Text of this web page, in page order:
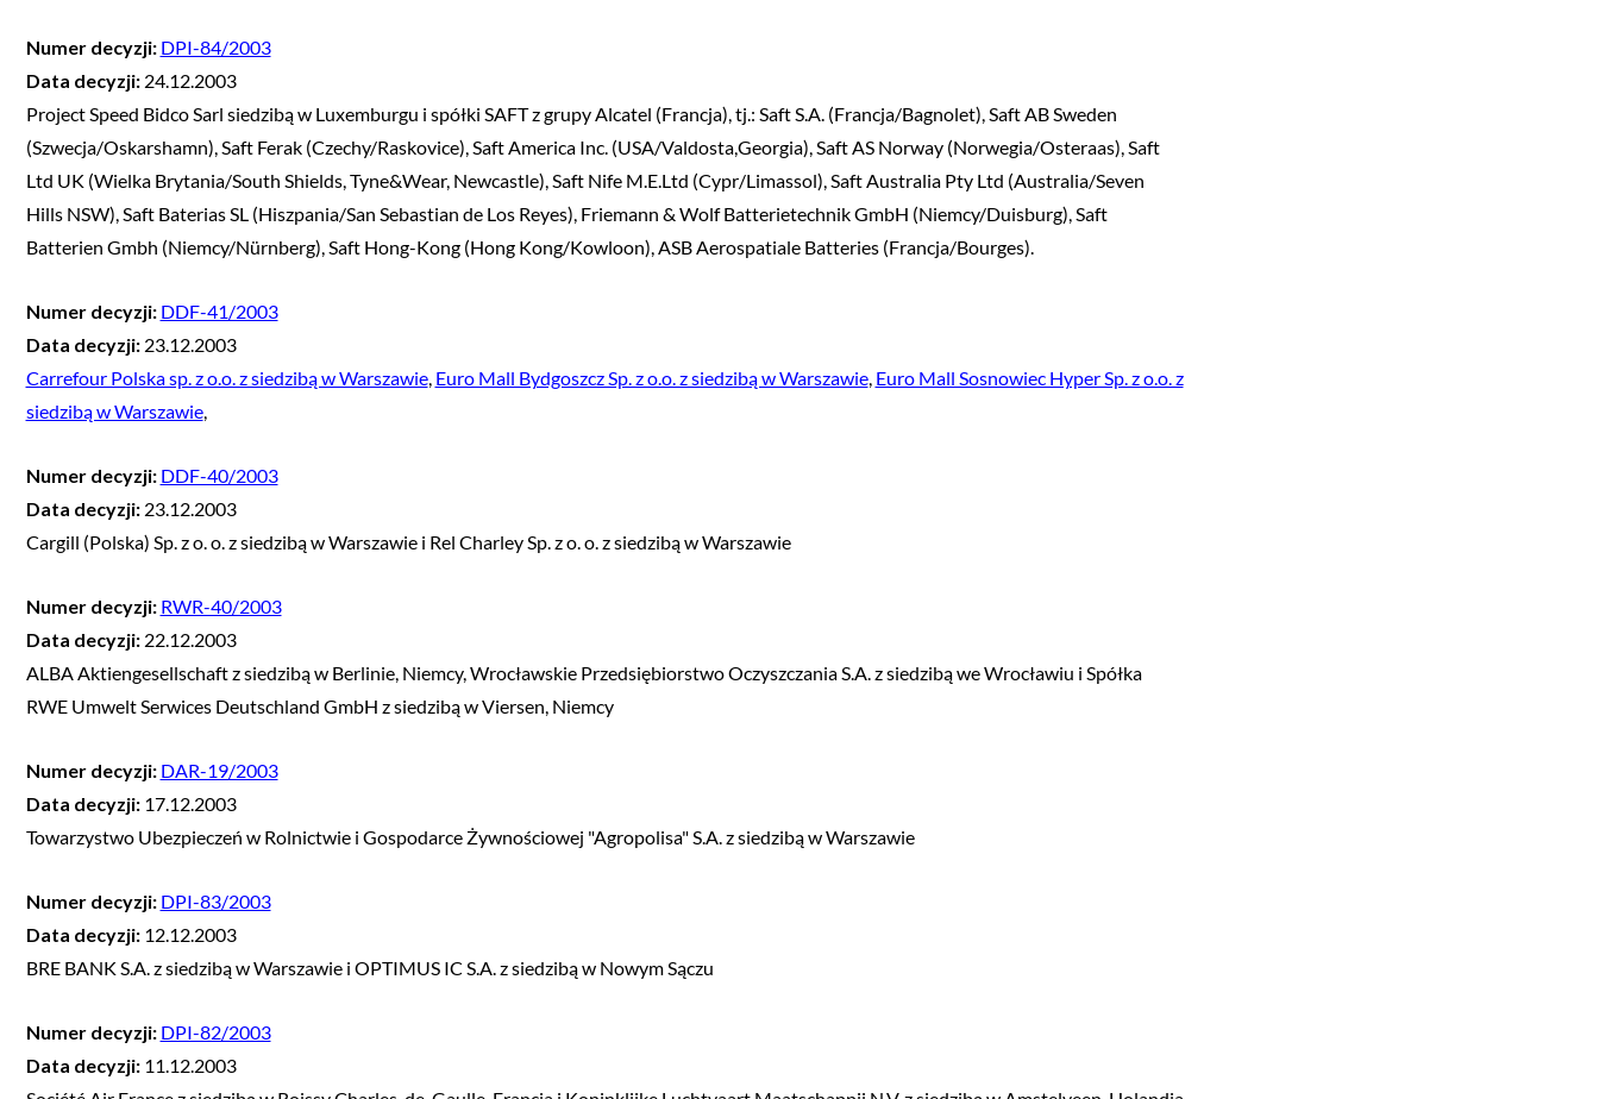
Numer decyzji: DPI-84/2003
Data decyzji: 24.12.2003
Project Speed Bidco Sarl siedzibą w Luxemburgu i spółki SAFT z grupy Alcatel (Francja), tj.: Saft S.A. (Francja/Bagnolet), Saft AB Sweden
(Szwecja/Oskarshamn), Saft Ferak (Czechy/Raskovice), Saft America Inc. (USA/Valdosta,Georgia), Saft AS Norway (Norwegia/Osteraas), Saft
Ltd UK (Wielka Brytania/South Shields, Tyne&Wear, Newcastle), Saft Nife M.E.Ltd (Cypr/Limassol), Saft Australia Pty Ltd (Australia/Seven
Hills NSW), Saft Baterias SL (Hiszpania/San Sebastian de Los Reyes), Friemann & Wolf Batterietechnik GmbH (Niemcy/Duisburg), Saft
Batterien Gmbh (Niemcy/Nürnberg), Saft Hong-Kong (Hong Kong/Kowloon), ASB Aerospatiale Batteries (Francja/Bourges).
Numer decyzji: DDF-41/2003
Data decyzji: 23.12.2003
Carrefour Polska sp. z o.o. z siedzibą w Warszawie, Euro Mall Bydgoszcz Sp. z o.o. z siedzibą w Warszawie, Euro Mall Sosnowiec Hyper Sp. z o.o. z
siedzibą w Warszawie,
Numer decyzji: DDF-40/2003
Data decyzji: 23.12.2003
Cargill (Polska) Sp. z o. o. z siedzibą w Warszawie i Rel Charley Sp. z o. o. z siedzibą w Warszawie
Numer decyzji: RWR-40/2003
Data decyzji: 22.12.2003
ALBA Aktiengesellschaft z siedzibą w Berlinie, Niemcy, Wrocławskie Przedsiębiorstwo Oczyszczania S.A. z siedzibą we Wrocławiu i Spółka
RWE Umwelt Serwices Deutschland GmbH z siedzibą w Viersen, Niemcy
Numer decyzji: DAR-19/2003
Data decyzji: 17.12.2003
Towarzystwo Ubezpieczeń w Rolnictwie i Gospodarce Żywnościowej "Agropolisa" S.A. z siedzibą w Warszawie
Numer decyzji: DPI-83/2003
Data decyzji: 12.12.2003
BRE BANK S.A. z siedzibą w Warszawie i OPTIMUS IC S.A. z siedzibą w Nowym Sączu
Numer decyzji: DPI-82/2003
Data decyzji: 11.12.2003